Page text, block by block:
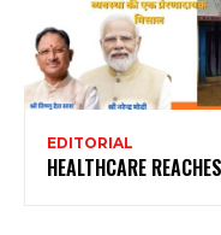
EDITORIAL
HEALTHCARE